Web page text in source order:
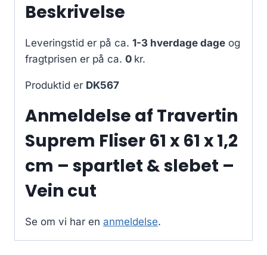
Beskrivelse
Leveringstid er på ca. 1-3 hverdage dage og
fragtprisen er på ca. 0 kr.
Produktid er DK567
Anmeldelse af Travertin
Suprem Fliser 61 x 61 x 1,2
cm – spartlet & slebet –
Vein cut
Se om vi har en anmeldelse.